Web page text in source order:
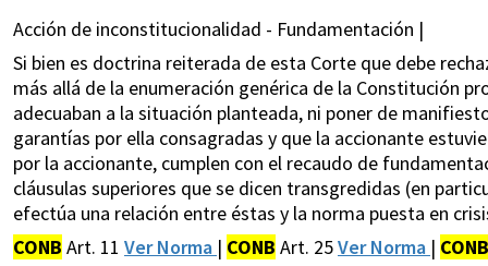
Acción de inconstitucionalidad - Fundamentación |
Si bien es doctrina reiterada de esta Corte que debe
más allá de la enumeración genérica de la Constitución
adecuaban a la situación planteada, ni poner de
garantías por ella consagradas y que la accionante
por la accionante, cumplen con el recaudo de
cláusulas superiores que se dicen transgredidas (en
efectúa una relación entre éstas y la norma puesta en
CONB Art. 11 Ver Norma | CONB Art. 25Ver Norma | CONB